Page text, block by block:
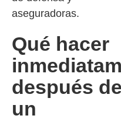
aseguradoras.
Qué hacer
después de
un